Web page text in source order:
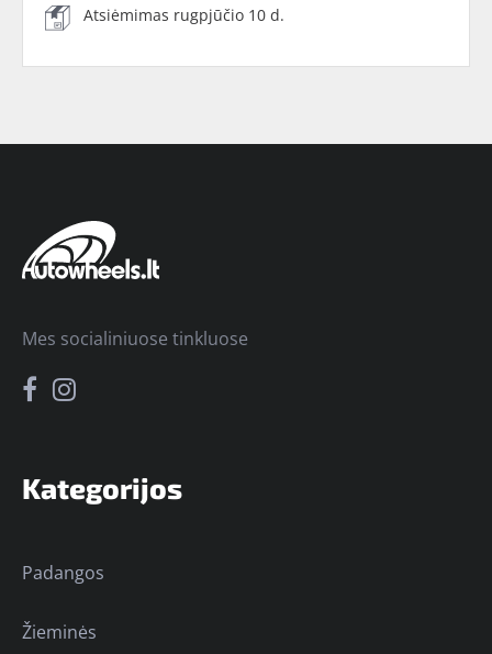
Atsiėmimas rugpjūčio 10 d.
Kategorijos
Padangos
Žieminės
Mes socialiniuose tinkluose